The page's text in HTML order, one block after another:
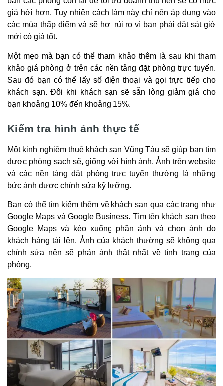
giá hời hơn. Tuy nhiên cách làm này chỉ nên áp dụng vào
các mùa thấp điểm và sẽ hơi rủi ro vì bạn phải đặt sát giờ
mới có giá tốt.
Một mẹo mà bạn có thể tham khảo thêm là sau khi tham
khảo giá phòng ở trên các nền tảng đặt phòng trực tuyến.
Sau đó bạn có thể lấy số điện thoại và gọi trực tiếp cho
khách sạn. Đôi khi khách sạn sẽ sẵn lòng giảm giá cho
bạn khoảng 10% đến khoảng 15%.
Kiểm tra hình ảnh thực tế
Một kinh nghiệm thuê khách sạn Vũng Tàu sẽ giúp bạn tìm
được phòng sạch sẽ, giống với hình ảnh. Ảnh trên website
và các nền tảng đặt phòng trực tuyến thường là những
bức ảnh được chỉnh sửa kỹ lưỡng.
Bạn có thể tìm kiếm thêm về khách sạn qua các trang như
Google Maps và Google Business. Tìm tên khách sạn theo
Google Maps và kéo xuống phần ảnh và chọn ảnh do
khách hàng tải lên. Ảnh của khách thường sẽ không qua
chỉnh sửa nên sẽ phản ảnh thật nhất về tình trạng của
phòng.